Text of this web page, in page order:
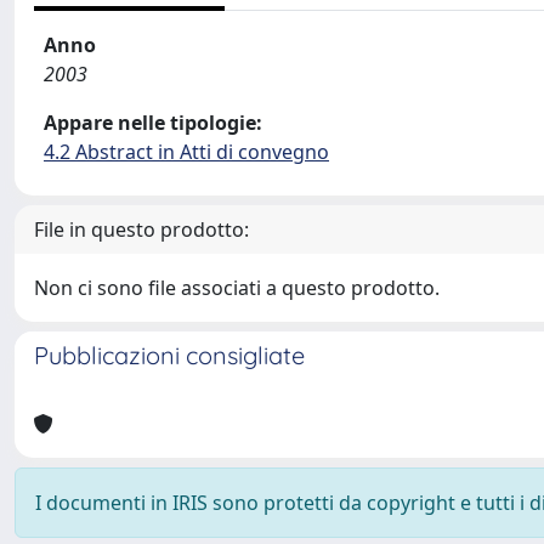
Anno
2003
Appare nelle tipologie:
4.2 Abstract in Atti di convegno
File in questo prodotto:
Non ci sono file associati a questo prodotto.
Pubblicazioni consigliate
I documenti in IRIS sono protetti da copyright e tutti i